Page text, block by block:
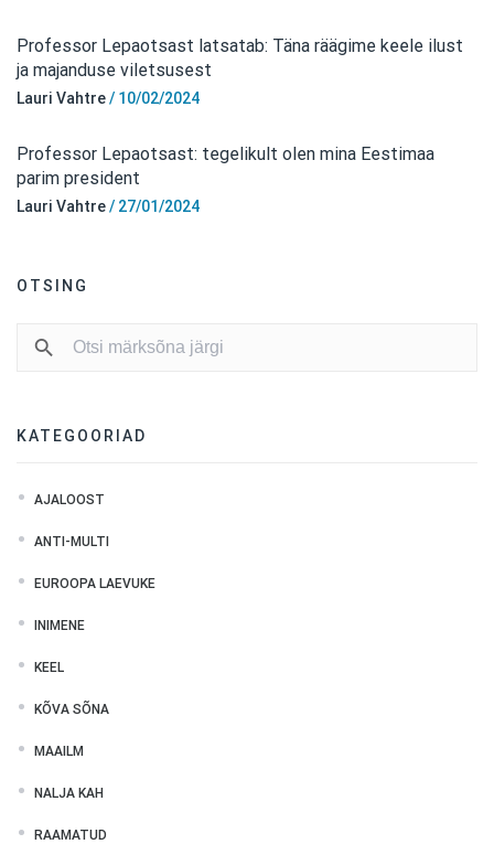
Professor Lepaotsast latsatab: Täna räägime keele ilust
ja majanduse viletsusest
Lauri Vahtre/ 10/02/2024
Professor Lepaotsast: tegelikult olen mina Eestimaa
parim president
Lauri Vahtre/ 27/01/2024
OTSING
KATEGOORIAD
AJALOOST
ANTI-MULTI
EUROOPA LAEVUKE
INIMENE
KEEL
KÕVA SÕNA
MAAILM
NALJA KAH
RAAMATUD